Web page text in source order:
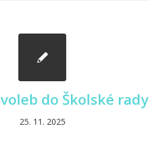
do Školské rady
25. 11. 2025